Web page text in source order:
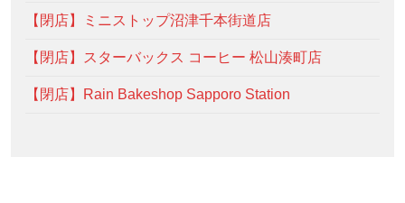
【閉店】ミニストップ沼津千本街道店
【閉店】スターバックス コーヒー 松山湊町店
【閉店】Rain Bakeshop Sapporo Station